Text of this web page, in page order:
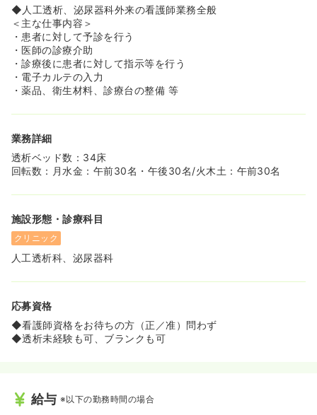
≪教育体制もしっかりされています≫
◆ブランクのある方、未経験の方も安心して働くことがで
きます。
◆総合病院のような教育体制ではありませんが、法人独自
のカリキュラムに沿って、個人個人に合わせつつ、先輩看
護師様が丁寧に教えていただけます。
め、他施設への見学や交流も可能なことが特徴です。
≪マイカー通勤OK≫
◆天候に左右されることなく快適に通えます。
◆人工透析、泌尿器科外来の看護師業務全般
＜主な仕事内容＞
・患者に対して予診を行う
・医師の診療介助
・診療後に患者に対して指示等を行う
・電子カルテの入力
・薬品、衛生材料、診療台の整備 等
業務詳細
透析ベッド数：34床
回転数：月水金：午前30名・午後30名/火木土：午前30名
施設形態・診療科目
クリニック
人工透析科、泌尿器科
応募資格
◆看護師資格をお待ちの方（正／准）問わず
◆透析未経験も可、ブランクも可
給与 ※以下の勤務時間の場合